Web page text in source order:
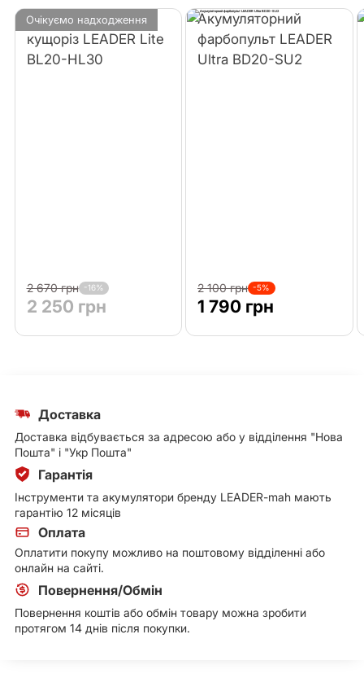
Очікуємо надходження
Акумуляторний
кущоріз LEADER Lite
BL20-HL30
2 670 грн -16%
2 250 грн
Акумуляторний
фарбопульт LEADER
Ultra BD20-SU2
2 100 грн -5%
1 790 грн
Доставка
Доставка відбувається за адресою або у відділення "Нова
Пошта" і "Укр Пошта"
Гарантія
Інструменти та акумулятори бренду LEADER-mah мають
гарантію 12 місяців
Оплата
Оплатити покупу можливо на поштовому відділенні або
онлайн на сайті.
Повернення/Обмін
Повернення коштів або обмін товару можна зробити
протягом 14 днів після покупки.